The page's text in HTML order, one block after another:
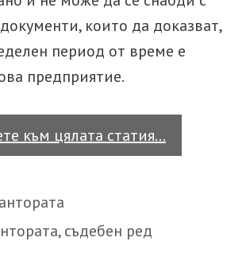
които да доказват,
период от време е
предприятие.
към цялата статия…
в
,съдебен ред